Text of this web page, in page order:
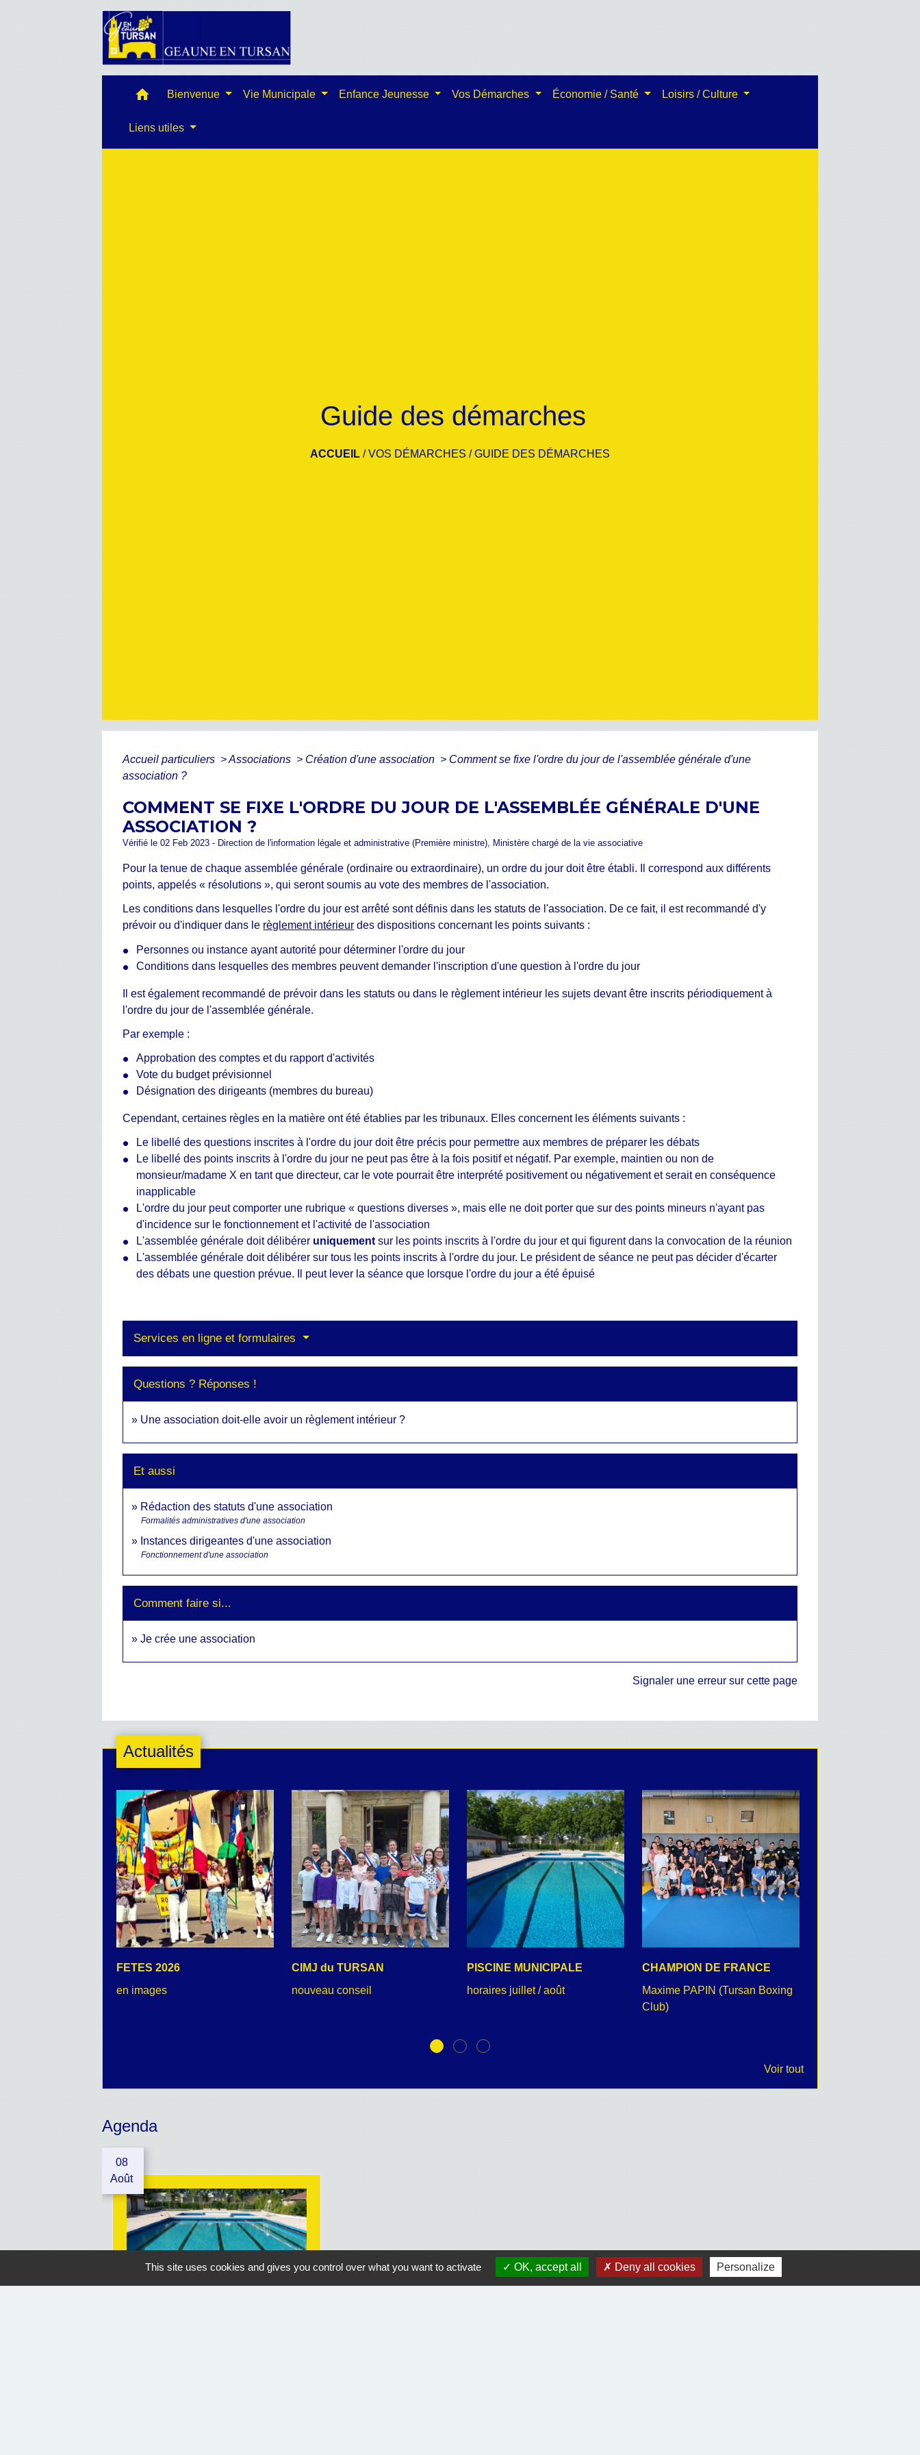
home Bienvenue Vie Municipale Enfance Jeunesse Vos Démarches Économie / Santé Loisirs / Culture
Liens utiles
Guide des démarches
ACCUEIL /VOS DÉMARCHES /GUIDE DES DÉMARCHES
Accueil particuliers > Associations > Création d'une association > Comment se fixe l'ordre du jour de l'assemblée générale d'une
association ?
COMMENT SE FIXE L'ORDRE DU JOUR DE L'ASSEMBLÉE GÉNÉRALE D'UNE
ASSOCIATION ?
Vérifié le 02 Feb 2023 - Direction de l'information légale et administrative (Première ministre), Ministère chargé de la vie associative
Pour la tenue de chaque assemblée générale (ordinaire ou extraordinaire), un ordre du jour doit être établi. Il correspond aux différents
points, appelés « résolutions », qui seront soumis au vote des membres de l'association.
Les conditions dans lesquelles l'ordre du jour est arrêté sont définis dans les statuts de l'association. De ce fait, il est recommandé d'y
prévoir ou d'indiquer dans le règlement intérieur des dispositions concernant les points suivants :
Personnes ou instance ayant autorité pour déterminer l'ordre du jour
Conditions dans lesquelles des membres peuvent demander l'inscription d'une question à l'ordre du jour
Il est également recommandé de prévoir dans les statuts ou dans le règlement intérieur les sujets devant être inscrits périodiquement à
l'ordre du jour de l'assemblée générale.
Par exemple :
Approbation des comptes et du rapport d'activités
Vote du budget prévisionnel
Désignation des dirigeants (membres du bureau)
Cependant, certaines règles en la matière ont été établies par les tribunaux. Elles concernent les éléments suivants :
Le libellé des questions inscrites à l'ordre du jour doit être précis pour permettre aux membres de préparer les débats
Le libellé des points inscrits à l'ordre du jour ne peut pas être à la fois positif et négatif. Par exemple, maintien ou non de
monsieur/madame X en tant que directeur, car le vote pourrait être interprété positivement ou négativement et serait en conséquence
inapplicable
L'ordre du jour peut comporter une rubrique « questions diverses », mais elle ne doit porter que sur des points mineurs n'ayant pas
d'incidence sur le fonctionnement et l'activité de l'association
L'assemblée générale doit délibérer uniquement sur les points inscrits à l'ordre du jour et qui figurent dans la convocation de la réunion
L'assemblée générale doit délibérer sur tous les points inscrits à l'ordre du jour. Le président de séance ne peut pas décider d'écarter
des débats une question prévue. Il peut lever la séance que lorsque l'ordre du jour a été épuisé
Services en ligne et formulaires
Questions ? Réponses !
Une association doit-elle avoir un règlement intérieur ?
Et aussi
Rédaction des statuts d'une association
Formalités administratives d'une association
Instances dirigeantes d'une association
Fonctionnement d'une association
Comment faire si...
Je crée une association
Signaler une erreur sur cette page
Actualités
FETES 2026
en images
CIMJ du TURSAN
nouveau conseil
PISCINE MUNICIPALE
horaires juillet / août
CHAMPION DE FRANCE
Maxime PAPIN (Tursan Boxing
Club)
Voir tout
Agenda
08
Août
This site uses cookies and gives you control over what you want to activate OK, accept all Deny all cookies Personalize